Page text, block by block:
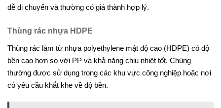
dễ di chuyển và thường có giá thành hợp lý.
Thùng rác nhựa HDPE
Thùng rác làm từ nhựa polyethylene mật độ cao (HDPE) có độ
bền cao hơn so với PP và khả năng chịu nhiệt tốt. Chúng
thường được sử dụng trong các khu vực công nghiệp hoặc nơi
có yêu cầu khắt khe về độ bền.